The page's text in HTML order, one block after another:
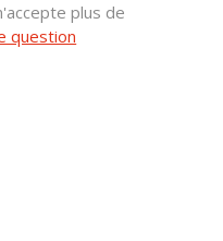
plus de
question